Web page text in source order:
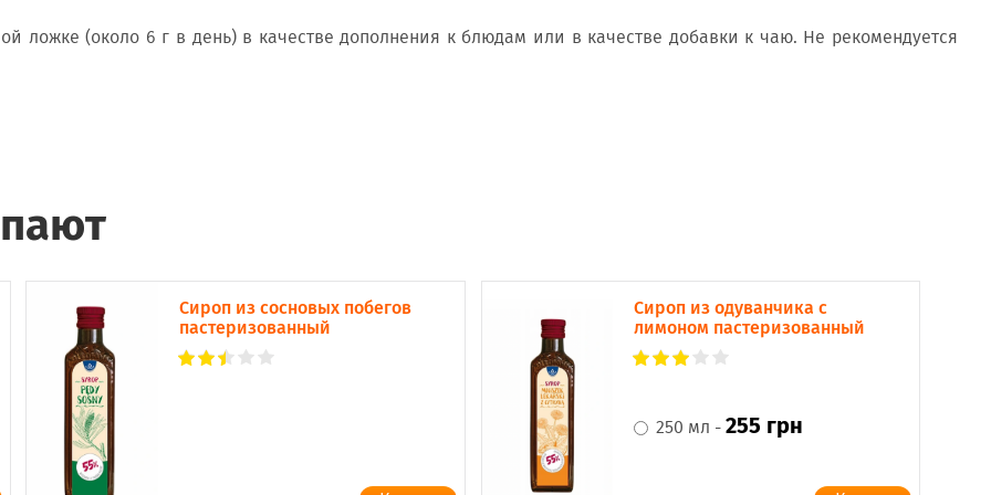
ложке (около 6 г в день) в качестве дополнения к блюдам или в качестве добавки к чаю. Не рекомендуется
Сироп из сосновых побегов
пастеризованный
Сироп из одуванчика с
лимоном пастеризованный
250 мл -255 грн